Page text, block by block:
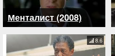
Менталист (2008)
8.6